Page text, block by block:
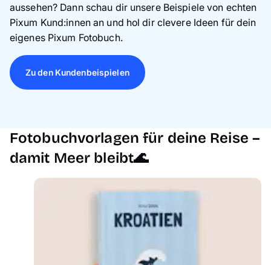
aussehen? Dann schau dir unsere Beispiele von echten
Pixum Kund:innen an und hol dir clevere Ideen für dein
eigenes Pixum Fotobuch.
Zu den Kundenbeispielen
Fotobuchvorlagen für deine Reise –
damit Meer bleibt🌊